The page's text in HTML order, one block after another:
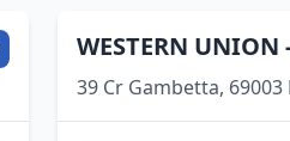
WESTERN
39 Cr Gambetta, 69003